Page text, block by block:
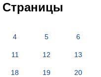
Страницы
4 5 6
11 12 13
18 19 20